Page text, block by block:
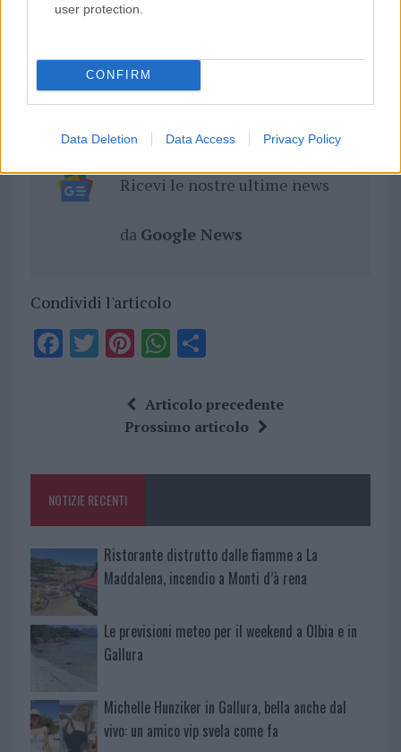
user protection.
CONFIRM
Data Deletion Data Access Privacy Policy
Entra nel canale telegram di
GalluraOggi.it
Ricevi le nostre ultime news
da Google News
Condividi l'articolo
F
o
k
T Pi
te
re
W
at
s
p
S
a
re
Articolo precedente
Prossimo articolo
NOTIZIE RECENTI
Ristorante distrutto dalle fiamme a La
Maddalena, incendio a Monti d’à rena
Le previsioni meteo per il weekend a Olbia e in
Gallura
Michelle Hunziker in Gallura, bella anche dal
vivo: un amico vip svela come fa